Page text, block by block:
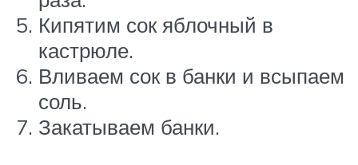
Кипятим сок яблочный в
кастрюле.
Вливаем сок в банки и всыпаем
соль.
Закатываем банки.